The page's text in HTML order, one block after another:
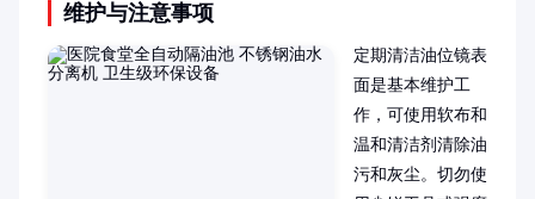
维护与注意事项
定期清洁油位镜表
面是基本维护工
作，可使用软布和
温和清洁剂清除油
污和灰尘。切勿使